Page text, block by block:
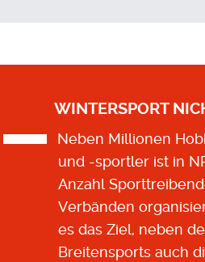
WINTERSPORT
Neben Millionen
und -sportler ist in
Anzahl
Verbänden
es das Ziel, neben
Breitensports auch